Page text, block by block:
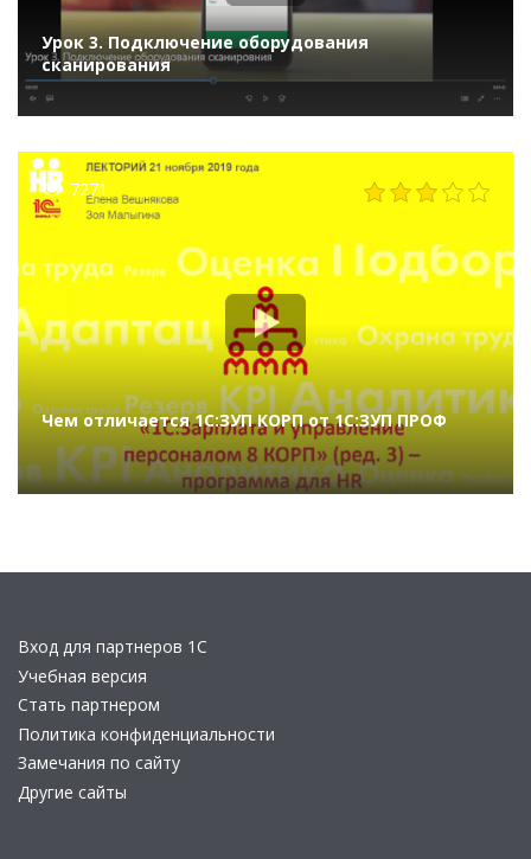
Урок 3. Подключение оборудования
сканирования
7271
Чем отличается 1С:ЗУП КОРП от 1С:ЗУП ПРОФ
Вход для партнеров 1С
Учебная версия
Стать партнером
Политика конфиденциальности
Замечания по сайту
Другие сайты